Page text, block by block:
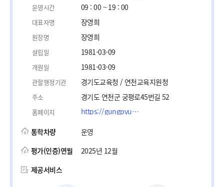
운영시간 09 : 00 ~ 19 : 00
대표자명 장영희
원장명 장영희
설립일 1981-03-09
개원일 1981-03-09
관할행정기관 경기도교육청 / 연천교육지원청
주소 경기도 연천군 궁평로45번길 52
홈페이지 https://gungpyung-e.goeyc.kr/gungpyung-e/main.do
통학차량
운영
평가(인증)연월
2025년 12월
제공서비스